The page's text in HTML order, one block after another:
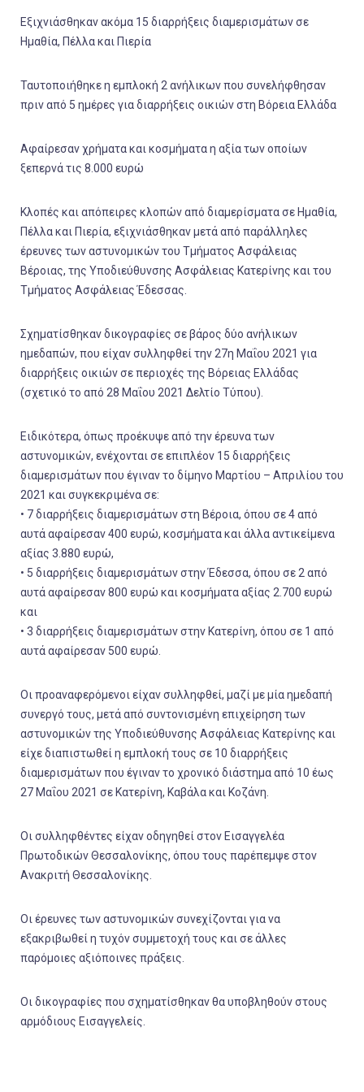
Εξιχνιάσθηκαν ακόμα 15 διαρρήξεις διαμερισμάτων σε
Ημαθία, Πέλλα και Πιερία
Ταυτοποιήθηκε η εμπλοκή 2 ανήλικων που συνελήφθησαν
πριν από 5 ημέρες για διαρρήξεις οικιών στη Βόρεια Ελλάδα
Αφαίρεσαν χρήματα και κοσμήματα η αξία των οποίων
ξεπερνά τις 8.000 ευρώ
Κλοπές και απόπειρες κλοπών από διαμερίσματα σε Ημαθία,
Πέλλα και Πιερία, εξιχνιάσθηκαν μετά από παράλληλες
έρευνες των αστυνομικών του Τμήματος Ασφάλειας
Βέροιας, της Υποδιεύθυνσης Ασφάλειας Κατερίνης και του
Τμήματος Ασφάλειας Έδεσσας.
Σχηματίσθηκαν δικογραφίες σε βάρος δύο ανήλικων
ημεδαπών, που είχαν συλληφθεί την 27η Μαΐου 2021 για
διαρρήξεις οικιών σε περιοχές της Βόρειας Ελλάδας
(σχετικό το από 28 Μαΐου 2021 Δελτίο Τύπου).
Ειδικότερα, όπως προέκυψε από την έρευνα των
αστυνομικών, ενέχονται σε επιπλέον 15 διαρρήξεις
διαμερισμάτων που έγιναν το δίμηνο Μαρτίου – Απριλίου του
2021 και συγκεκριμένα σε:
• 7 διαρρήξεις διαμερισμάτων στη Βέροια, όπου σε 4 από
αυτά αφαίρεσαν 400 ευρώ, κοσμήματα και άλλα αντικείμενα
αξίας 3.880 ευρώ,
• 5 διαρρήξεις διαμερισμάτων στην Έδεσσα, όπου σε 2 από
αυτά αφαίρεσαν 800 ευρώ και κοσμήματα αξίας 2.700 ευρώ
και
• 3 διαρρήξεις διαμερισμάτων στην Κατερίνη, όπου σε 1 από
αυτά αφαίρεσαν 500 ευρώ.
Οι προαναφερόμενοι είχαν συλληφθεί, μαζί με μία ημεδαπή
συνεργό τους, μετά από συντονισμένη επιχείρηση των
αστυνομικών της Υποδιεύθυνσης Ασφάλειας Κατερίνης και
είχε διαπιστωθεί η εμπλοκή τους σε 10 διαρρήξεις
διαμερισμάτων που έγιναν το χρονικό διάστημα από 10 έως
27 Μαΐου 2021 σε Κατερίνη, Καβάλα και Κοζάνη.
Οι συλληφθέντες είχαν οδηγηθεί στον Εισαγγελέα
Πρωτοδικών Θεσσαλονίκης, όπου τους παρέπεμψε στον
Ανακριτή Θεσσαλονίκης.
Οι έρευνες των αστυνομικών συνεχίζονται για να
εξακριβωθεί η τυχόν συμμετοχή τους και σε άλλες
παρόμοιες αξιόποινες πράξεις.
Οι δικογραφίες που σχηματίσθηκαν θα υποβληθούν στους
αρμόδιους Εισαγγελείς.